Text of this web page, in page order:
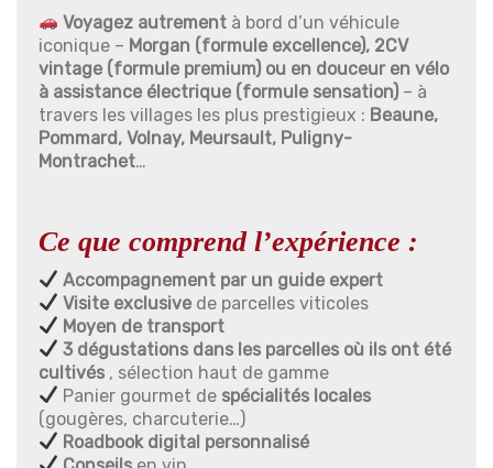
Voyagez autrement à bord d’un véhicule
iconique – Morgan (formule excellence), 2CV
vintage (formule premium) ou en douceur en vélo
à assistance électrique (formule sensation) – à
travers les villages les plus prestigieux : Beaune,
Pommard, Volnay, Meursault, Puligny-
Montrachet…
Ce que comprend l’expérience :
Accompagnement par un guide expert
Visite exclusive de parcelles viticoles
Moyen de transport
3 dégustations dans les parcelles où ils ont été
cultivés , sélection haut de gamme
Panier gourmet de spécialités locales
(gougères, charcuterie…)
Roadbook digital personnalisé